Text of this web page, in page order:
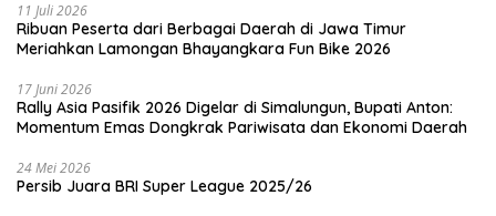
11 Juli 2026
Ribuan Peserta dari Berbagai Daerah di Jawa Timur
Meriahkan Lamongan Bhayangkara Fun Bike 2026
17 Juni 2026
Rally Asia Pasifik 2026 Digelar di Simalungun, Bupati Anton:
Momentum Emas Dongkrak Pariwisata dan Ekonomi Daerah
24 Mei 2026
Persib Juara BRI Super League 2025/26